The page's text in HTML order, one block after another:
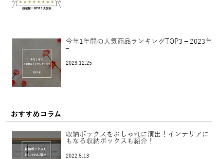
今年1年間の人気商品ランキングTOP3 – 2023年
–
2023.12.25
おすすめコラム
収納ボックスをおしゃれに演出！インテリアに
もなる収納ボックスも紹介！
2022.5.13